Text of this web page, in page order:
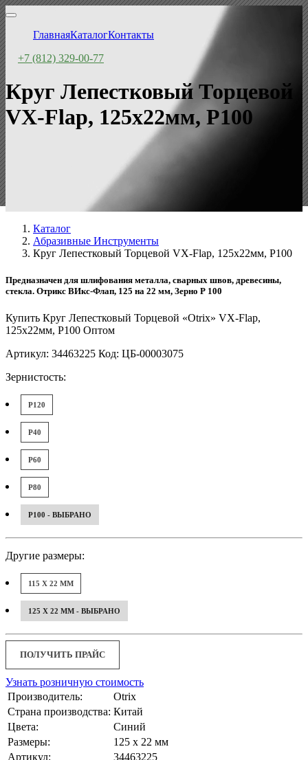
ГлавнаяКаталогКонтакты
+7 (812) 329-00-77
Круг Лепестковый Торцевой
VX-Flap, 125x22мм, P100
Каталог
Абразивные Инструменты
Круг Лепестковый Торцевой VX-Flap, 125x22мм, P100
Предназначен для шлифования металла, сварных швов, древесины,
стекла. Отрикс ВИкс-Флап, 125 на 22 мм, Зерно Р 100
Купить Круг Лепестковый Торцевой «Otrix» VX-Flap,
125x22мм, Р100 Оптом
Артикул: 34463225 Код: ЦБ-00003075
Зернистость:
P120
P40
P60
P80
P100 - ВЫБРАНО
Другие размеры:
115 X 22 ММ
125 X 22 ММ - ВЫБРАНО
ПОЛУЧИТЬ ПРАЙС
Узнать розничную стоимость
Производитель:
Otrix
Страна производства: Китай
Цвета:
Синий
Размеры:
125 x 22 мм
Артикул:
34463225